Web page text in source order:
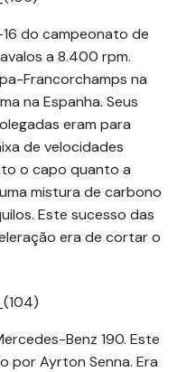
do campeonato de
a 8.400 rpm.
Francorchamps na
na Espanha. Seus
eram para
de velocidades
o capo quanto a
mistura de carbono
Este sucesso das
era de cortar o
Benz 190. Este
por Ayrton Senna. Era